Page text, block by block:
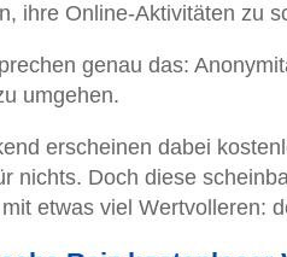
ihre Online-Aktivitäten zu
genau das:
umgehen.
erscheinen dabei
nichts. Doch diese
etwas viel Wertvolleren: